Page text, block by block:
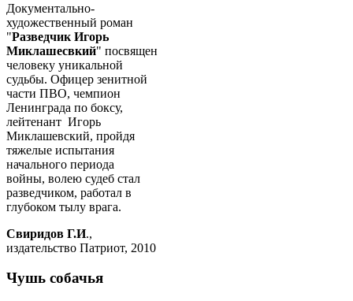
Документально-
художественный роман
"Разведчик Игорь
Миклашесвкий" посвящен
человеку уникальной
судьбы. Офицер зенитной
части ПВО, чемпион
Ленинграда по боксу,
лейтенант Игорь
Миклашевский, пройдя
тяжелые испытания
начального периода
войны, волею судеб стал
разведчиком, работал в
глубоком тылу врага.
Свиридов Г.И.,
издательство Патриот, 2010
Чушь собачья